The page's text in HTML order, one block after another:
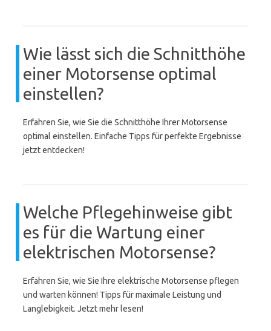
Wie lässt sich die Schnitthöhe
einer Motorsense optimal
einstellen?
Erfahren Sie, wie Sie die Schnitthöhe Ihrer Motorsense
optimal einstellen. Einfache Tipps für perfekte Ergebnisse
jetzt entdecken!
Welche Pflegehinweise gibt
es für die Wartung einer
elektrischen Motorsense?
Erfahren Sie, wie Sie Ihre elektrische Motorsense pflegen
und warten können! Tipps für maximale Leistung und
Langlebigkeit. Jetzt mehr lesen!